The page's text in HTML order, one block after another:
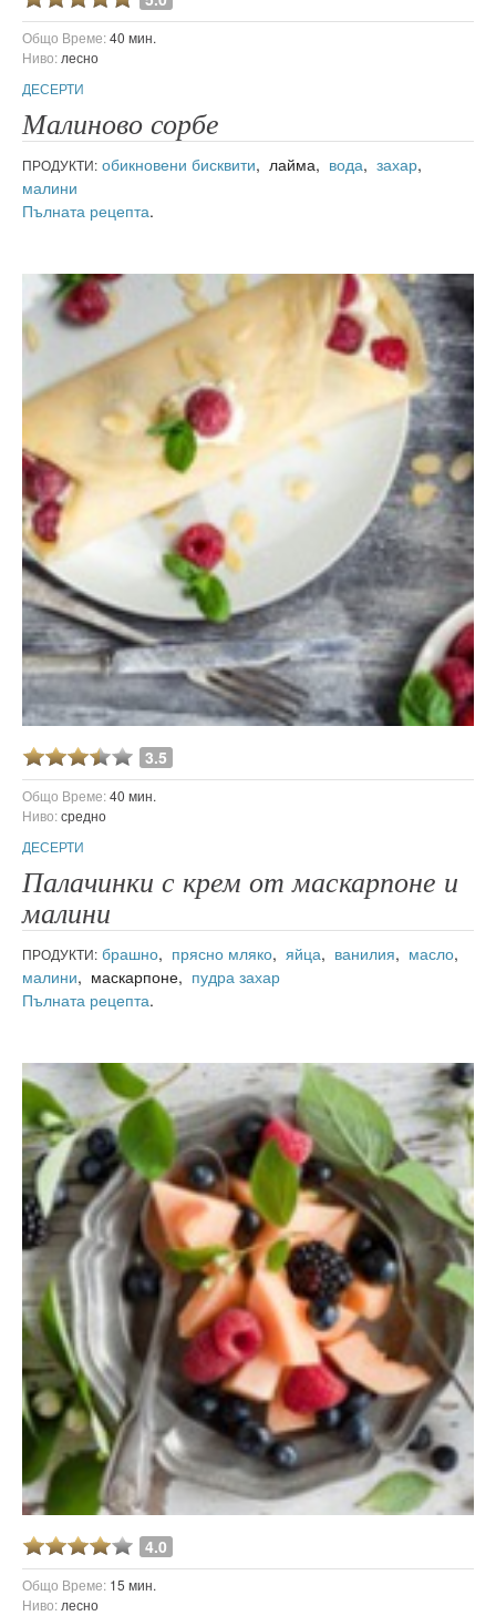
Общо Време:40 мин.
Ниво: лесно
ДЕСЕРТИ
Малиново сорбе
ПРОДУКТИ: обикновени бисквити, лайма, вода, захар,
малини
Пълната рецепта.
3.5
Общо Време:40 мин.
Ниво:средно
ДЕСЕРТИ
Палачинки с крем от маскарпоне и
малини
ПРОДУКТИ: брашно, прясно мляко, яйца, ванилия, масло,
малини, маскарпоне, пудра захар
Пълната рецепта.
4.0
Общо Време: 15 мин.
Ниво: лесно